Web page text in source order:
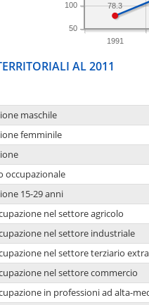
1991
50
100 78.3
AL 2011
maschile
femminile
occupazionale
15-29 anni
nel settore agricolo
nel settore industriale
nel settore terziario
nel settore commercio
in professioni ad alta-